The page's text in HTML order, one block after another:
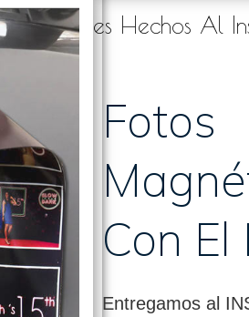
Foto Imanes Hechos Al
Fotos
Con El
Entregamos al